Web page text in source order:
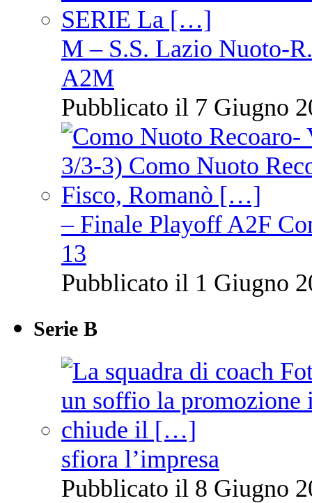
M – S.S. Lazio Nuoto-
A2M
Pubblicato il 7 Giugno
– Finale Playoff A2F
13
Pubblicato il 1 Giugno
Serie B
sfiora l’impresa
Pubblicato il 8 Giugno